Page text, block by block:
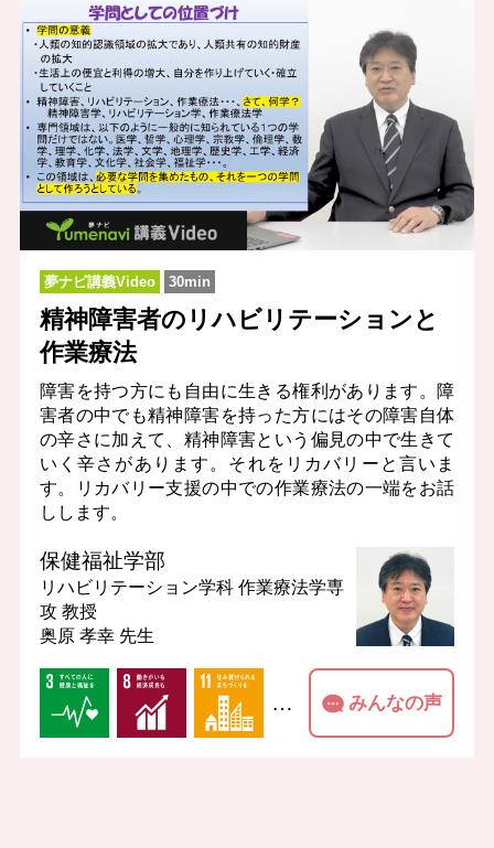
夢ナビ講義Video 30min
精神障害者のリハビリテーションと
作業療法
障害を持つ方にも自由に生きる権利があります。障
害者の中でも精神障害を持った方にはその障害自体
の辛さに加えて、精神障害という偏見の中で生きて
いく辛さがあります。それをリカバリーと言いま
す。リカバリー支援の中での作業療法の一端をお話
しします。
保健福祉学部
リハビリテーション学科 作業療法学専
攻 教授
奥原 孝幸 先生
… みんなの声